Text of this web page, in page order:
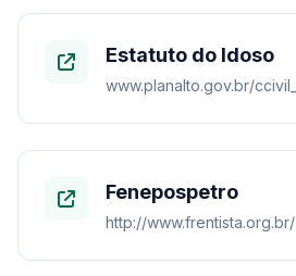
Estatuto do Idoso
Fenepospetro
http://www.frentista.org.br/